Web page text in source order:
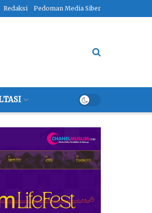
Redaksi Pedoman Media Siber